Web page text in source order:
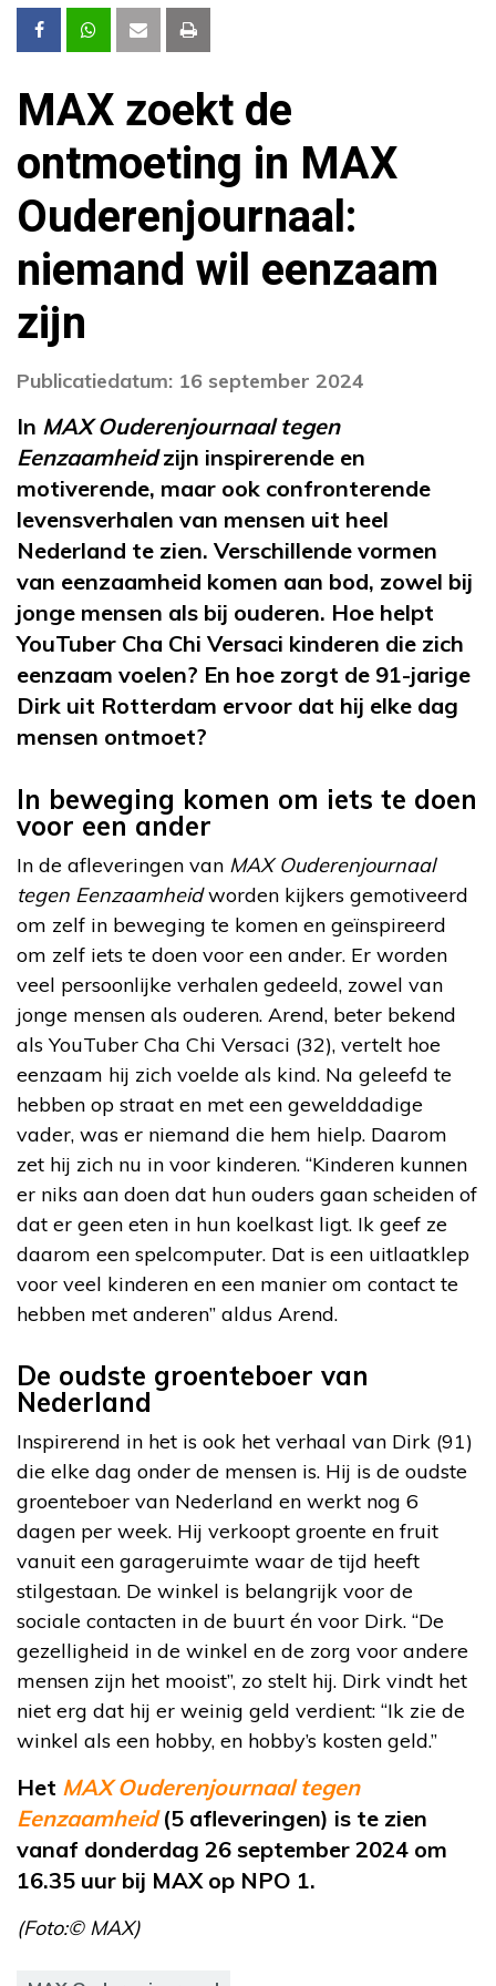
MAX zoekt de
ontmoeting in MAX
Ouderenjournaal:
niemand wil eenzaam
zijn
Publicatiedatum: 16 september 2024
In MAX Ouderenjournaal tegen
Eenzaamheidzijn inspirerende en
motiverende, maar ook confronterende
levensverhalen van mensen uit heel
Nederland te zien. Verschillende vormen
van eenzaamheid komen aan bod, zowel bij
jonge mensen als bij ouderen. Hoe helpt
YouTuber Cha Chi Versaci kinderen die zich
eenzaam voelen? En hoe zorgt de 91-jarige
Dirk uit Rotterdam ervoor dat hij elke dag
mensen ontmoet?
In beweging komen om iets te doen
voor een ander
In de afleveringen van MAX Ouderenjournaal
tegen Eenzaamheidworden kijkers gemotiveerd
om zelf in beweging te komen en geïnspireerd
om zelf iets te doen voor een ander. Er worden
veel persoonlijke verhalen gedeeld, zowel van
jonge mensen als ouderen. Arend, beter bekend
als YouTuber Cha Chi Versaci (32), vertelt hoe
eenzaam hij zich voelde als kind. Na geleefd te
hebben op straat en met een gewelddadige
vader, was er niemand die hem hielp. Daarom
zet hij zich nu in voor kinderen. “Kinderen kunnen
er niks aan doen dat hun ouders gaan scheiden of
dat er geen eten in hun koelkast ligt. Ik geef ze
daarom een spelcomputer. Dat is een uitlaatklep
voor veel kinderen en een manier om contact te
hebben met anderen” aldus Arend.
De oudste groenteboer van
Nederland
Inspirerend in het is ook het verhaal van Dirk (91)
die elke dag onder de mensen is. Hij is de oudste
groenteboer van Nederland en werkt nog 6
dagen per week. Hij verkoopt groente en fruit
vanuit een garageruimte waar de tijd heeft
stilgestaan. De winkel is belangrijk voor de
sociale contacten in de buurt én voor Dirk. “De
gezelligheid in de winkel en de zorg voor andere
mensen zijn het mooist”, zo stelt hij. Dirk vindt het
niet erg dat hij er weinig geld verdient: “Ik zie de
winkel als een hobby, en hobby’s kosten geld.”
Het MAX Ouderenjournaal tegen
Eenzaamheid (5 afleveringen) is te zien
vanaf donderdag 26 september 2024 om
16.35 uur bij MAX op NPO 1.
(Foto:© MAX)